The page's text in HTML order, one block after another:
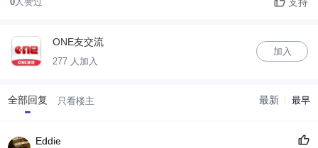
ONE友交流
277 人加入
加入
全部回复 只看楼主 最新 最早
Eddie